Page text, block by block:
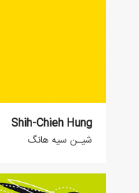
Shih-Chieh Hung
شیـن سیه هانگ